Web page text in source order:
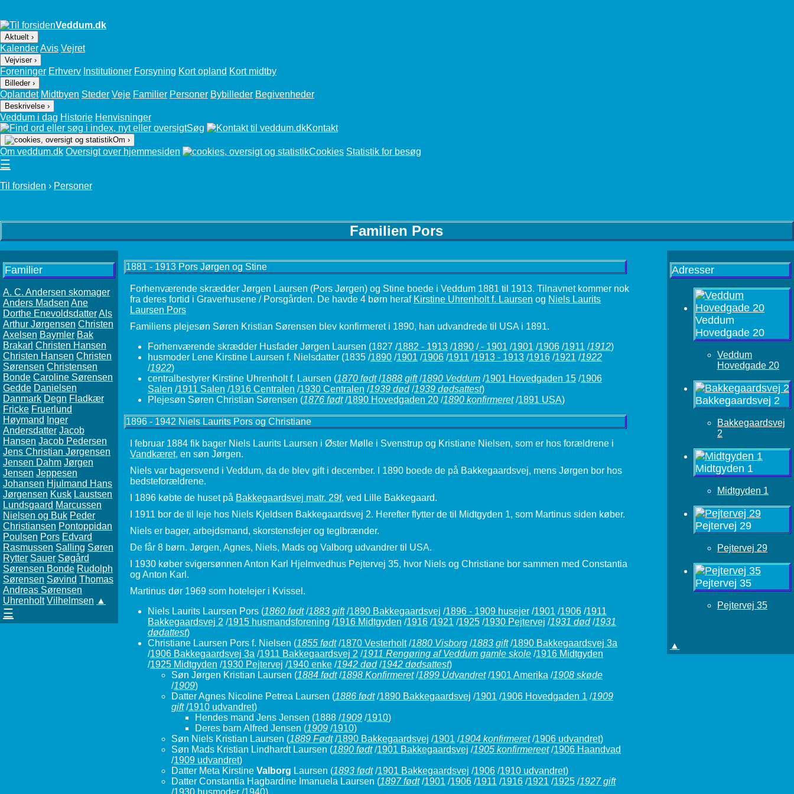
Veddum.dk
Aktuelt ›
KalenderAvis Vejret
Vejviser ›
Foreninger Erhverv Institutioner Forsyning Kort opland Kort midtby
Billeder ›
Oplandet Midtbyen Steder Veje Familier Personer Bybilleder Begivenheder
Beskrivelse ›
Veddum i dag Historie Henvisninger
Søg
Kontakt
Om ›
Om veddum.dk Oversigt over hjemmesiden Cookies Statistik for besøg
☰
Til forsiden › Personer
Familien Pors
Familier
A. C. Andersen skomager
Anders Madsen Ane
Dorthe EnevoldsdatterAls
Arthur Jørgensen Christen
Axelsen Baymler Bak
Brakarl Christen Hansen
Christen Hansen Christen
Sørensen Christensen
Bonde Caroline Sørensen
Gedde Danielsen
Danmark Degn Fladkær
Fricke Fruerlund
Høymand
Inger
Andersdatter Jacob
Hansen Jacob Pedersen
Jens Christian Jørgensen
Jensen Dahm Jørgen
Jensen Jeppesen
Johansen Hjulmand Hans
Jørgensen Kusk Laustsen
Lundsgaard Marcussen
Nielsen og Buk Peder
Christiansen Pontoppidan
Poulsen Pors Edvard
Rasmussen Salling Søren
Rytter Sauer Søgård
Sørensen Bonde Rudolph
Sørensen Søvind Thomas
Andreas Sørensen
Uhrenholt Vilhelmsen ▲
☰
1881 - 1913 Pors Jørgen og Stine
Forhenværende skrædder Jørgen Laursen (Pors Jørgen) og Stine boede i Veddum 1881 til 1913. Tilnavnet kommer nok
fra deres fortid i Graverhusene / Porsgården. De havde 4 børn heraf Kirstine Uhrenholt f. Laursen og Niels Laurits
Laursen Pors
Familiens plejesøn Søren Kristian Sørensen blev konfirmeret i 1890, han udvandrede til USA i 1891.
Forhenværende skrædder Husfader Jørgen Laursen (1827 /1882 - 1913 /1890 /- 1901 /1901 /1906 /1911 /1912)
husmoder Lene Kirstine Laursen f. Nielsdatter (1835 /1890 /1901 /1906 /1911 /1913 - 1913 /1916 /1921 /1922
/1922)
centralbestyrer Kirstine Uhrenholt f. Laursen (1870 født/1888 gift/1890 Veddum /1901 Hovedgaden 15 /1906
Salen /1911 Salen /1916 Centralen /1930 Centralen /1939 død/1939 dødsattest)
Plejesøn Søren Christian Sørensen (1876 født/1890 Hovedgaden 20 /1890 konfirmeret/1891 USA)
1896 - 1942 Niels Laurits Pors og Christiane
I februar 1884 fik bager Niels Laurits Laursen i Øster Mølle i Svenstrup og Kristiane Nielsen, som er hos forældrene i
Vandkæret, en søn Jørgen.
Niels var bagersvend i Veddum, da de blev gift i december. I 1890 boede de på Bakkegaardsvej, mens Jørgen bor hos
bedsteforældrene.
I 1896 købte de huset på Bakkegaardsvej matr. 29f, ved Lille Bakkegaard.
I 1911 bor de til leje hos Niels Kjeldsen Bakkegaardsvej 2. Herefter flytter de til Midtgyden 1, som Martinus siden køber.
Niels er bager, arbejdsmand, skorstensfejer og teglbrænder.
De får 8 børn. Jørgen, Agnes, Niels, Mads og Valborg udvandrer til USA.
I 1930 køber svigersønnen Anton Karl Hjelmvedhus Pejtervej 35, hvor Niels og Christiane bor sammen med Constantia
og Anton Karl.
Martinus dør 1969 som hotelejer i Kvissel.
Niels Laurits Laursen Pors (1860 født/1883 gift/1890 Bakkegaardsvej /1896 - 1909 husejer /1901 /1906 /1911
Bakkegaardsvej 2 /1915 husmandsforening /1916 Midtgyden /1916 /1921 /1925 /1930 Pejtervej /1931 død/1931
dødattest)
Christiane Laursen Pors f. Nielsen (1855 født/1870 Vesterholt/1880 Visborg /1883 gift/1890 Bakkegaardsvej 3a
/1906 Bakkegaardsvej 3a /1911 Bakkegaardsvej 2 /1911 Rengøring af Veddum gamle skole /1916 Midtgyden
/1925 Midtgyden /1930 Pejtervej /1940 enke /1942 død/1942 dødsattest)
Søn Jørgen Kristian Laursen (1884 født/1898 Konfirmeret/1899 Udvandret/1901 Amerika /1908 skøde
/1909)
Datter Agnes Nicoline Petrea Laursen (1886 født/1890 Bakkegaardsvej /1901 /1906 Hovedgaden 1 /1909
gift/1910 udvandret)
Hendes mand Jens Jensen (1888 /1909 /1910)
Deres barn Alfred Jensen (1909 /1910)
Søn Niels Kristian Laursen (1889 Født/1890 Bakkegaardsvej /1901 /1904 konfirmeret/1906 udvandret)
Søn Mads Kristian Lindhardt Laursen (1890 født/1901 Bakkegaardsvej /1905 konfirmereet/1906 Haandvad
/1909 udvandret)
Datter Meta Kirstine Valborg Laursen (1893 født/1901 Bakkegaardsvej /1906 /1910 udvandret)
Datter Constantia Hagbardine Imanuela Laursen (1897 født/1901 /1906 /1911 /1916 /1921 /1925 /1927 gift
Adresser
Veddum
Hovedgade 20
Veddum
Hovedgade 20
Bakkegaardsvej 2
Bakkegaardsvej
2
Midtgyden 1
Midtgyden 1
Pejtervej 29
Pejtervej 29
Pejtervej 35
Pejtervej 35
▲